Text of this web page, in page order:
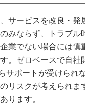
サービスを改良・発
みならず、トラブル
業でない場合には
。ゼロベースで自
サポートが受けられ
リスクが考えられ
ります。